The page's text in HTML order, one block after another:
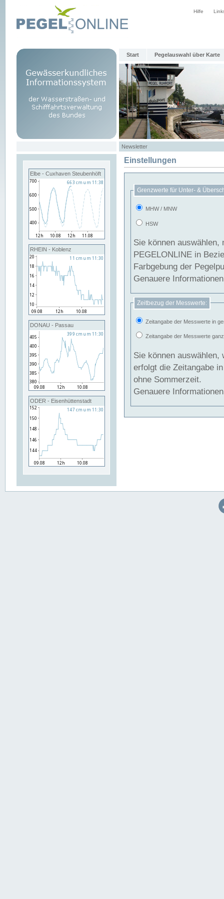
Hilfe
Start Pegelauswahl über Karte
Newsletter
Elbe - Cuxhaven Steubenhöft
RHEIN - Koblenz
DONAU - Passau
ODER - Eisenhüttenstadt
Einstellungen
Grenzwerte für Unter- &
MHW / MNW
HSW
Sie können
PEGELONLINE in Beziehung
Farbgebung der
Genauere
Zeitbezug der Messwerte:
Zeitangabe der Messwerte in
Zeitangabe der Messwerte
Sie können auswählen,
erfolgt die Zeitangabe
ohne Sommerzeit.
Genauere